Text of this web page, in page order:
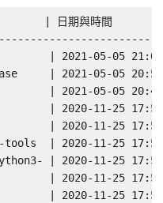
| 日期與時間       |
| 2021-05-05
| 2021-05-05
| 2021-05-05
| 2020-11-25
| 2020-11-25
| 2020-11-25
| 2020-11-25
| 2020-11-25
| 2020-11-25